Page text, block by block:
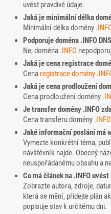
uvést pravdivé údaje.
Jaká je minimální délka
Minimální délka domény
Podporuje doména .INFO
Ne, doména .INFO
Jaká je cena registrace
Cena registrace domény
Jaká je cena prodloužení
Cena prodloužení domény
Je transfer domény .INFO
Cena transferu domény .INFO
Jaké informační poslání má
Vymezte konkrétní téma,
návštěvník najde. Obecný
neuspořádanému obsahu a
Co má článek na .INFO
Zobrazte autora, zdroje,
která se mění, přidejte plán
popisuje stav k určitému dni.